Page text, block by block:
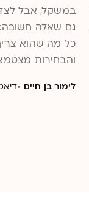
במשקל, אבל לצד
גם שאלה
כל מה שהוא
והבחירות
שמשפיעים על
לימור בן חיים ·